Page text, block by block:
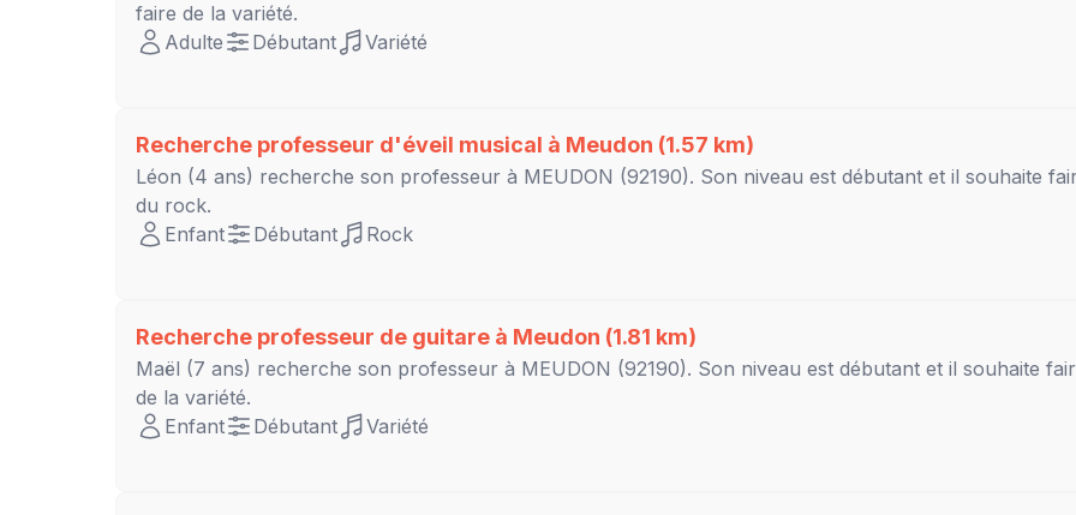
faire de la variété.
Adulte
Débutant Variété
Recherche professeur d'éveil musical à Meudon (1.57 km)
Léon (4 ans) recherche son professeur à MEUDON (92190). Son niveau est débutant et il souhaite
du rock.
Enfant
Débutant Rock
Recherche professeur de guitare à Meudon (1.81 km)
Maël (7 ans) recherche son professeur à MEUDON (92190). Son niveau est débutant et il souhaite
de la variété.
Enfant
Débutant Variété